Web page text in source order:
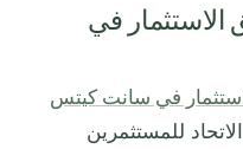
في
في سانت كيتس
للمستثمرين